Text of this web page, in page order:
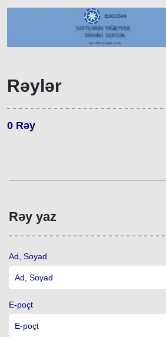
Rəylər
0 Rəy
Rəy yaz
Ad, Soyad
E-poçt